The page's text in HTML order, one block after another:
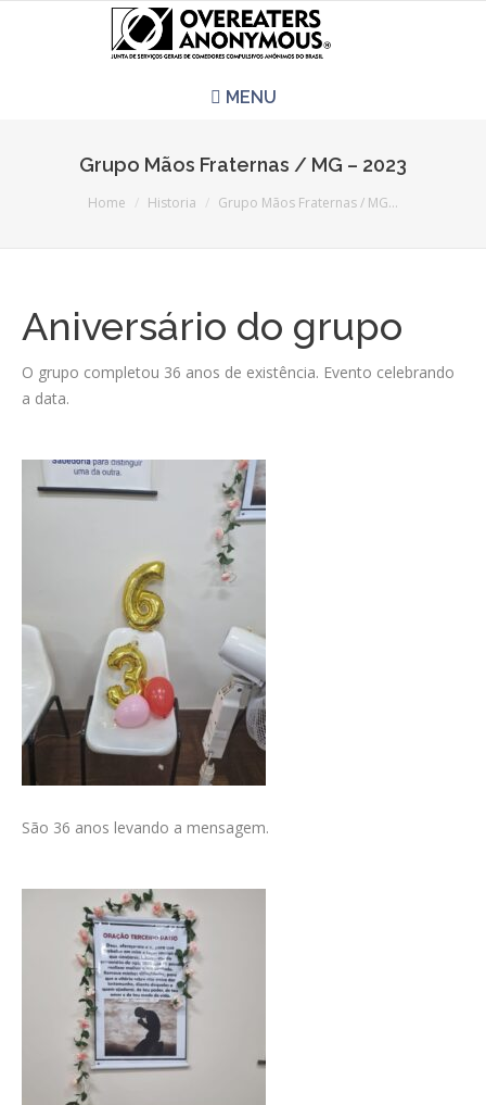
MENU
REUNIÕES
CCA É PRA VOCÊ?
LITERATURA
PERGUNTAS E RESPOSTAS
CONTRIBUIÇÕES
HISTÓRIA DE CCA/BR
Grupo Mãos Fraternas / MG – 2023
You are here:
Home Historia Grupo Mãos Fraternas / MG…
Aniversário do grupo
O grupo completou 36 anos de existência. Evento celebrando
a data.
São 36 anos levando a mensagem.